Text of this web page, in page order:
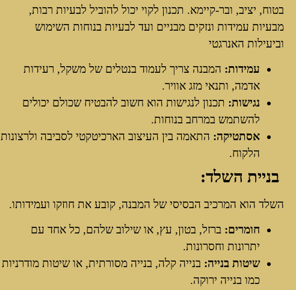
בטוח, יציב, ובר-קיימא. תכנון לקוי יכול להוביל לבעיות רבות,
מבעיות עמידות ונזקים מבניים ועד לבעיות בנוחות השימוש
וביעילות האנרגטי
עמידות: המבנה צריך לעמוד בנטלים של משקל, רעידות
אדמה, ותנאי מזג אוויר.
נגישות: תכנון לנגישות הוא חשוב להבטיח שכולם יכולים
להשתמש במרחב בנוחות.
אסתטיקה: התאמה בין העיצוב הארכיטקטי לסביבה ולרצונות
הלקוח.
בניית השלד:
השלד הוא המרכיב הבסיסי של המבנה, קובע את חוזקו ועמידותו.
חומרים: ברזל, בטון, עץ, או שילוב שלהם, כל אחד עם
יתרונות וחסרונות.
שיטות בנייה: בנייה קלה, בנייה מסורתית, או שיטות מודרניות
כמו בנייה ירוקה.